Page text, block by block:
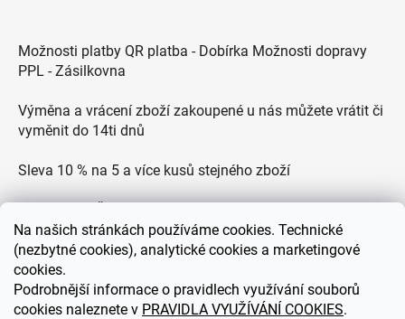
Na našich stránkách používáme cookies. Technické
(nezbytné cookies), analytické cookies a marketingové
cookies.
Podrobnější informace o pravidlech využívání souborů
cookies naleznete v PRAVIDLA VYUŽÍVÁNÍ COOKIES.
Možnosti platby QR platba - Dobírka Možnosti dopravy
PPL - Zásilkovna
Výměna a vrácení zboží zakoupené u nás můžete vrátit či
vyměnit do 14ti dnů
Sleva 10 % na 5 a více kusů stejného zboží
Zákaznická podpora každý všední den od 9.00 do 18.00
hodin